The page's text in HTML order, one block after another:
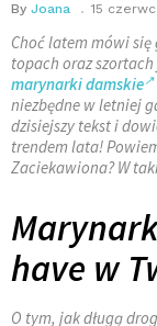
By Joana 15
Choć latem mówi
topach oraz
marynarki damskie
niezbędne w letniej
dzisiejszy tekst i
trendem lata!
Zaciekawiona? W
have w
O tym, jak długą